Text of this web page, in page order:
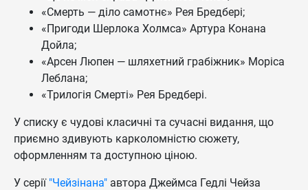
«Смерть — діло самотнє» Рея Бредбері;
«Пригоди Шерлока Холмса» Артура Конана
Дойла;
«Арсен Люпен — шляхетний грабіжник» Моріса
Леблана;
«Трилогія Cмерті» Рея Бредбері.
У списку є чудові класичні та сучасні видання, що
приємно здивують карколомністю сюжету,
оформленням та доступною ціною.
У серії "Чейзінана" автора Джеймса Гедлі Чейза